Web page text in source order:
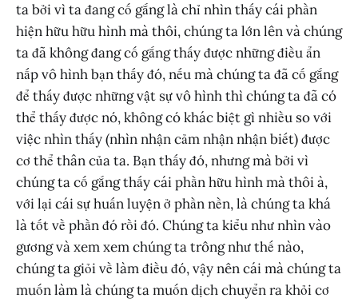
ta bởi vì ta đang cố gắng là chỉ nhìn thấy cái phần
hiện hữu hữu hình mà thôi, chúng ta lớn lên và chúng
ta đã không đang cố gắng thấy được những điều ẩn
nấp vô hình bạn thấy đó, nếu mà chúng ta đã cố gắng
để thấy được những vật sự vô hình thì chúng ta đã có
thể thấy được nó, không có khác biệt gì nhiều so với
việc nhìn thấy (nhìn nhận cảm nhận nhận biết) được
cơ thể thân của ta. Bạn thấy đó, nhưng mà bởi vì
chúng ta cố gắng thấy cái phần hữu hình mà thôi à,
với lại cái sự huấn luyện ở phần nền, là chúng ta khá
là tốt về phần đó rồi đó. Chúng ta kiểu như nhìn vào
gương và xem xem chúng ta trông như thế nào,
chúng ta giỏi về làm điều đó, vậy nên cái mà chúng ta
muốn làm là chúng ta muốn dịch chuyển ra khỏi cơ